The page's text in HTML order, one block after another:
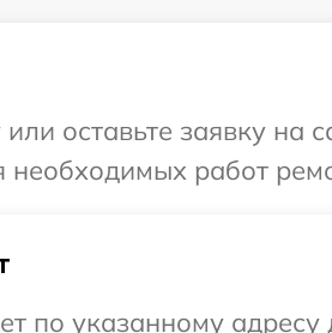
оставьте заявку
необходимых работ
по указанному